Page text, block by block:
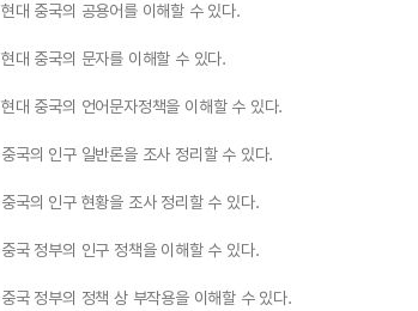
현대 중국의 공용어를 이해할 수 있다.
현대 중국의 문자를 이해할 수 있다.
현대 중국의 언어문자정책을 이해할 수 있다.
중국의 인구 일반론을 조사 정리할 수 있다.
중국의 인구 현황을 조사 정리할 수 있다.
중국 정부의 인구 정책을 이해할 수 있다.
중국 정부의 정책 상 부작용을 이해할 수 있다.